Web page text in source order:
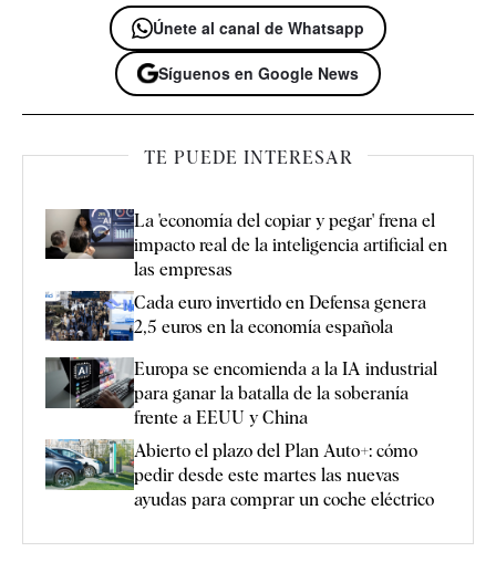
Únete al canal de Whatsapp
Síguenos en Google News
TE PUEDE INTERESAR
La 'economía del copiar y pegar' frena el
impacto real de la inteligencia artificial en
las empresas
Cada euro invertido en Defensa genera
2,5 euros en la economía española
Europa se encomienda a la IA industrial
para ganar la batalla de la soberanía
frente a EEUU y China
Abierto el plazo del Plan Auto+: cómo
pedir desde este martes las nuevas
ayudas para comprar un coche eléctrico